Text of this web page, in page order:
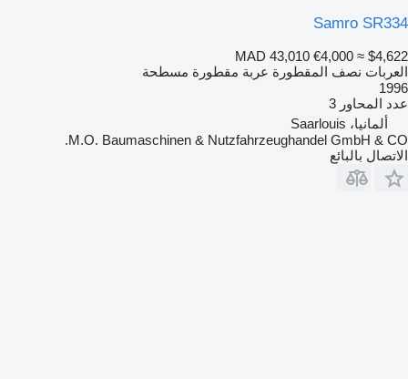
Samro SR334
MAD 43,010 €4,000 ≈ $4,622
العربات نصف المقطورة عربة مقطورة مسطحة
1996
عدد المحاور 3
ألمانيا، Saarlouis
M.O. Baumaschinen & Nutzfahrzeughandel GmbH & CO.
الاتصال بالبائع